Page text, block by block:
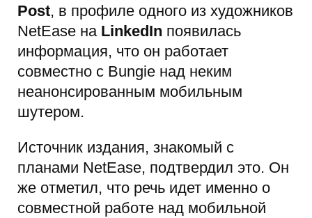
Post, в профиле одного из художников
NetEase на LinkedIn появилась
информация, что он работает
совместно с Bungie над неким
неанонсированным мобильным
шутером.
Источник издания, знакомый с
планами NetEase, подтвердил это. Он
же отметил, что речь идет именно о
совместной работе над мобильной